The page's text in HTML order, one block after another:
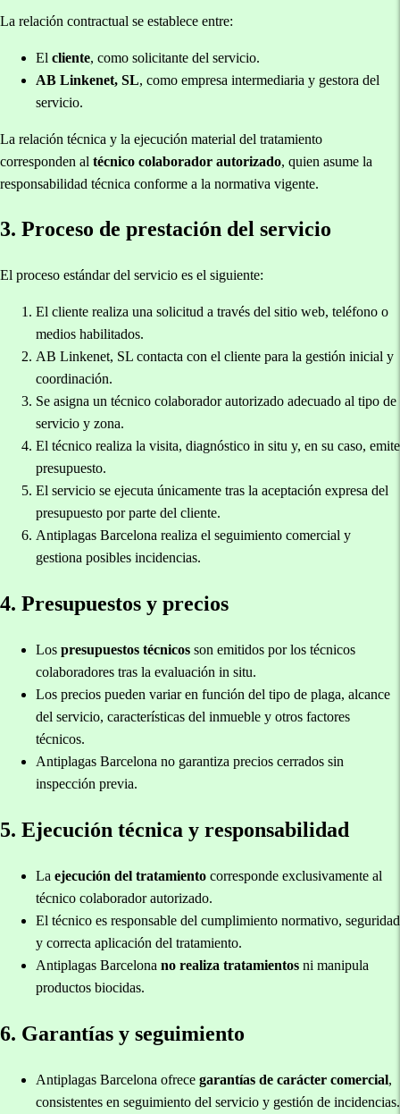
La relación contractual se establece entre:
El cliente, como solicitante del servicio.
AB Linkenet, SL, como empresa intermediaria y gestora del
servicio.
La relación técnica y la ejecución material del tratamiento
corresponden al técnico colaborador autorizado, quien asume la
responsabilidad técnica conforme a la normativa vigente.
3. Proceso de prestación del servicio
El proceso estándar del servicio es el siguiente:
El cliente realiza una solicitud a través del sitio web, teléfono o
medios habilitados.
AB Linkenet, SL contacta con el cliente para la gestión inicial y
coordinación.
Se asigna un técnico colaborador autorizado adecuado al tipo de
servicio y zona.
El técnico realiza la visita, diagnóstico in situ y, en su caso, emite
presupuesto.
El servicio se ejecuta únicamente tras la aceptación expresa del
presupuesto por parte del cliente.
Antiplagas Barcelona realiza el seguimiento comercial y
gestiona posibles incidencias.
4. Presupuestos y precios
Los presupuestos técnicos son emitidos por los técnicos
colaboradores tras la evaluación in situ.
Los precios pueden variar en función del tipo de plaga, alcance
del servicio, características del inmueble y otros factores
técnicos.
Antiplagas Barcelona no garantiza precios cerrados sin
inspección previa.
5. Ejecución técnica y responsabilidad
La ejecución del tratamiento corresponde exclusivamente al
técnico colaborador autorizado.
El técnico es responsable del cumplimiento normativo, seguridad
y correcta aplicación del tratamiento.
Antiplagas Barcelona no realiza tratamientos ni manipula
productos biocidas.
6. Garantías y seguimiento
Antiplagas Barcelona ofrece garantías de carácter comercial,
consistentes en seguimiento del servicio y gestión de incidencias.